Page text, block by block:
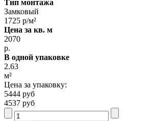
Тип монтажа
Замковый
1725 р/м²
Цена за кв. м
2070
р.
В одной упаковке
2.63
м²
Цена за упаковку:
5444 руб
4537 руб